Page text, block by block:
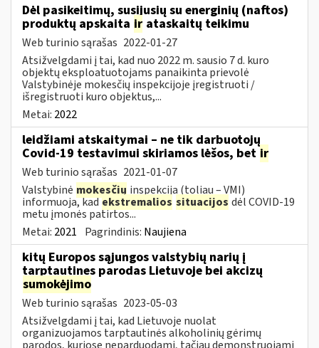
Dėl pasikeitimų, susijusių su energinių (naftos)
produktų apskaita ir ataskaitų teikimu
Web turinio sąrašas 2022-01-27
Atsižvelgdami į tai, kad nuo 2022 m. sausio 7 d. kuro
objektų eksploatuotojams panaikinta prievolė
Valstybinėje mokesčių inspekcijoje įregistruoti /
išregistruoti kuro objektus,...
Metai: 2022
leidžiami atskaitymai – ne tik darbuotojų
Covid-19 testavimui skiriamos lėšos, bet ir
Web turinio sąrašas 2021-01-07
Valstybinė mokesčių inspekcija (toliau – VMI)
informuoja, kadekstremalios situacijos dėl COVID-19
metu įmonės patirtos...
Metai: 2021 Pagrindinis: Naujiena
kitų Europos sąjungos valstybių narių į
tarptautines parodas Lietuvoje bei akcizų
sumokėjimo
Web turinio sąrašas 2023-05-03
Atsižvelgdami į tai, kad Lietuvoje nuolat
organizuojamos tarptautinės alkoholinių gėrimų
parodos, kuriose neparduodami, tačiau demonstruojami